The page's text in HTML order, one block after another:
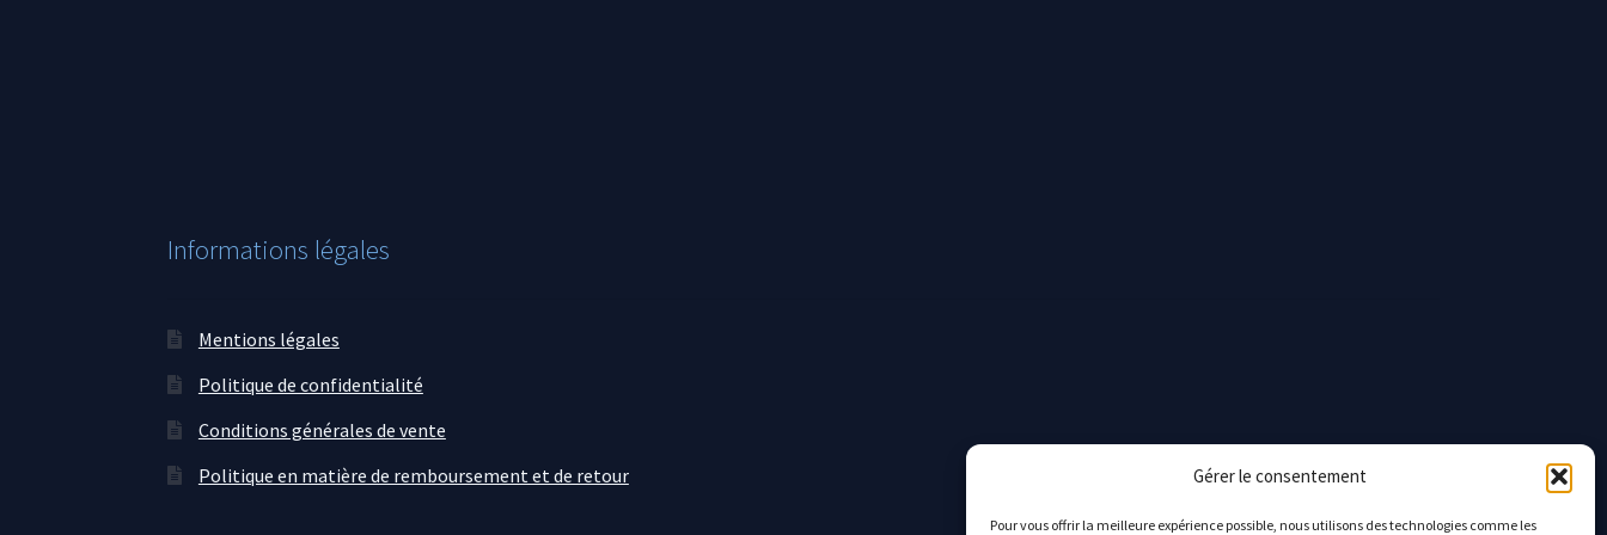
Gérer le consentement
Pour vous offrir la meilleure expérience possible, nous utilisons des technologies comme les
Informations légales
Mentions légales
Politique de confidentialité
Conditions générales de vente
Politique en matière de remboursement et de retour